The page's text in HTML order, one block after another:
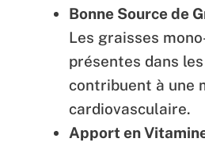
Bonne Source de
Les graisses
présentes dans
contribuent à une
cardiovasculaire.
Apport en